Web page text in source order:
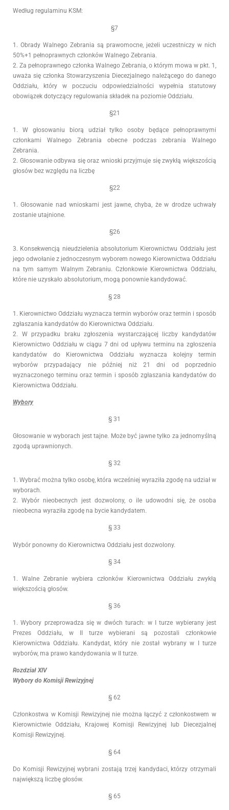
Według regulaminu KSM:
§7
1. Obrady Walnego Zebrania są prawomocne, jeżeli uczestniczy w nich
50%+1 pełnoprawnych członków Walnego Zebrania.
2. Za pełnoprawnego członka Walnego Zebrania, o którym mowa w pkt. 1,
uważa się członka Stowarzyszenia Diecezjalnego należącego do danego
Oddziału, który w poczuciu odpowiedzialności wypełnia statutowy
obowiązek dotyczący regulowania składek na poziomie Oddziału.
§21
1. W głosowaniu biorą udział tylko osoby będące pełnoprawnymi
członkami Walnego Zebrania obecne podczas zebrania Walnego
Zebrania.
2. Głosowanie odbywa się oraz wnioski przyjmuje się zwykłą większością
głosów bez względu na liczbę
§22
1. Głosowanie nad wnioskami jest jawne, chyba, że w drodze uchwały
zostanie utajnione.
§26
3. Konsekwencją nieudzielenia absolutorium Kierownictwu Oddziału jest
jego odwołanie z jednoczesnym wyborem nowego Kierownictwa Oddziału
na tym samym Walnym Zebraniu. Członkowie Kierownictwa Oddziału,
które nie uzyskało absolutorium, mogą ponownie kandydować.
§ 28
1. Kierownictwo Oddziału wyznacza termin wyborów oraz termin i sposób
zgłaszania kandydatów do Kierownictwa Oddziału.
2. W przypadku braku zgłoszenia wystarczającej liczby kandydatów
Kierownictwo Oddziału w ciągu 7 dni od upływu terminu na zgłoszenia
kandydatów do Kierownictwa Oddziału wyznacza kolejny termin
wyborów przypadający nie później niż 21 dni od poprzednio
wyznaczonego terminu oraz termin i sposób zgłaszania kandydatów do
Kierownictwa Oddziału.
Wybory
§ 31
Głosowanie w wyborach jest tajne. Może być jawne tylko za jednomyślną
zgodą uprawnionych.
§ 32
1. Wybrać można tylko osobę, która wcześniej wyraziła zgodę na udział w
wyborach.
2. Wybór nieobecnych jest dozwolony, o ile udowodni się, że osoba
nieobecna wyraziła zgodę na bycie kandydatem.
§ 33
Wybór ponowny do Kierownictwa Oddziału jest dozwolony.
§ 34
1. Walne Zebranie wybiera członków Kierownictwa Oddziału zwykłą
większością głosów.
§ 36
1. Wybory przeprowadza się w dwóch turach: w I turze wybierany jest
Prezes Oddziału, w II turze wybierani są pozostali członkowie
Kierownictwa Oddziału. Kandydat, który nie został wybrany w I turze
wyborów, ma prawo kandydowania w II turze.
Rozdział XIV
Wybory do Komisji Rewizyjnej
§ 62
Członkostwa w Komisji Rewizyjnej nie można łączyć z członkostwem w
Kierownictwie Oddziału, Krajowej Komisji Rewizyjnej lub Diecezjalnej
Komisji Rewizyjnej.
§ 64
Do Komisji Rewizyjnej wybrani zostają trzej kandydaci, którzy otrzymali
największą liczbę głosów.
§ 65